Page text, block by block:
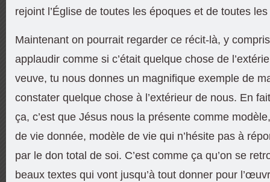
rejoint l’Église de toutes les époques et de toutes
Maintenant on pourrait regarder ce récit-là, y
applaudir comme si c’était quelque chose de
veuve, tu nous donnes un magnifique exemple de
constater quelque chose à l’extérieur de nous. En
ça, c’est que Jésus nous la présente comme
de vie donnée, modèle de vie qui n’hésite pas à
par le don total de soi. C’est comme ça qu’on se
beaux textes qui vont jusqu’à tout donner pour